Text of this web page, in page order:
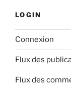
LOGIN
Connexion
Flux des
Flux des